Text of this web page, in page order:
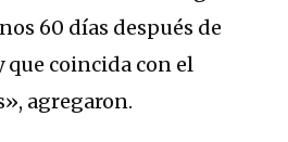
60 días después de
coincida con el
agregaron.